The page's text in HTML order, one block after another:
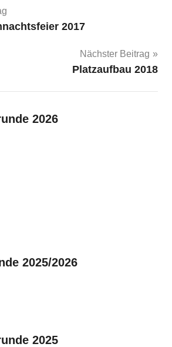
2017
Nächster Beitrag
Platzaufbau 2018
2026
2025/2026
2025